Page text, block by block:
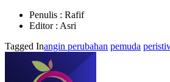
Penulis : Rafif
Editor : Asri
Tagged Inangin perubahan pemuda